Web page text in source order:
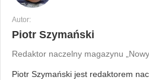
Autor:
Piotr Szymański
Redaktor naczelny magazynu
Piotr Szymański jest redaktorem